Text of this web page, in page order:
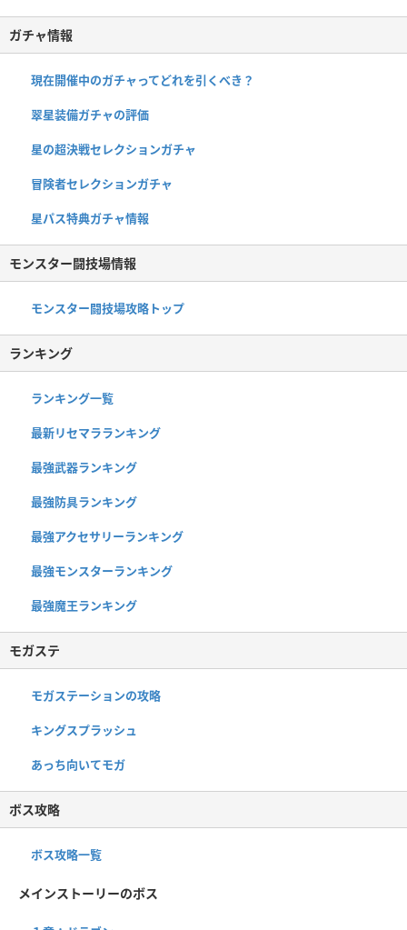
ガチャ情報
現在開催中のガチャってどれを引くべき？
翠星装備ガチャの評価
星の超決戦セレクションガチャ
冒険者セレクションガチャ
星パス特典ガチャ情報
モンスター闘技場情報
モンスター闘技場攻略トップ
ランキング
ランキング一覧
最新リセマラランキング
最強武器ランキング
最強防具ランキング
最強アクセサリーランキング
最強モンスターランキング
最強魔王ランキング
モガステ
モガステーションの攻略
キングスプラッシュ
あっち向いてモガ
ボス攻略
ボス攻略一覧
メインストーリーのボス